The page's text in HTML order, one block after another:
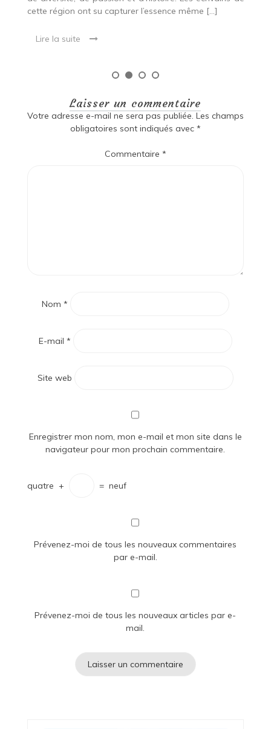
Laisser un commentaire
Votre adresse e-mail ne sera pas publiée. Les champs
obligatoires sont indiqués avec *
Commentaire *
Nom *
E-mail *
Site web
Enregistrer mon nom, mon e-mail et mon site dans le
navigateur pour mon prochain commentaire.
quatre + = neuf
Prévenez-moi de tous les nouveaux commentaires
par e-mail.
Prévenez-moi de tous les nouveaux articles par e-
mail.